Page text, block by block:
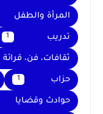
المرأة والطفل
تدريب 1
ثقافات، فن، قرائة
حزاب 1
حوادث وقضايا